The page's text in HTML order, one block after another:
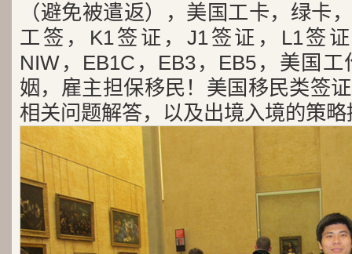
（避免被遣返），美国工卡，绿卡
工签，K1签证，J1签证，L1签
NIW，EB1C，EB3，EB5，美国
姻，雇主担保移民！美国移民类签
相关问题解答，以及出境入境的策